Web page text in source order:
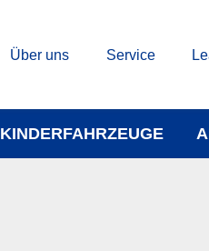
Über uns Service
KINDERFAHRZEUGE